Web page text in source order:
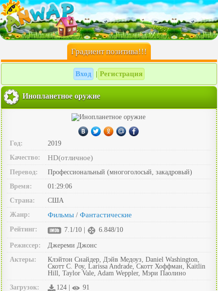
Градиент позитива!!!
Вход Регистрация
Инопланетное оружие
Год:
2019
Качество:
HD(отличное)
Перевод:
Профессиональный (многоголосый, закадровый)
Время:
01:29:06
Страна:
США
Жанр:
Фильмы / Фантастические
Рейтинг: 7.1/10 | 6.848/10
Режиссер:
Джереми Джонс
Актеры:
Клэйтон Снайдер, Дэйв Медоуз, Daniel Washington,
Скотт С. Роу, Larissa Andrade, Скотт Хоффман, Kaitlin
Hill, Taylor Vale, Adam Weppler, Мэри Паолино
Загрузок:
124 | 91